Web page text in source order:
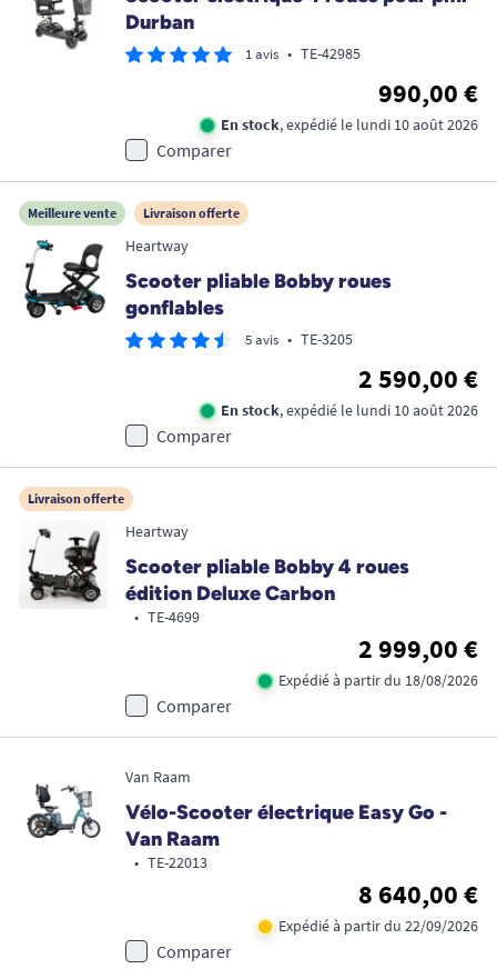
Durban
1 avis • TE-42985
990,00 €
En stock, expédié le lundi 10 août 2026
Comparer
Meilleure vente Livraison offerte
Heartway
Scooter pliable Bobby roues
gonflables
5 avis • TE-3205
2 590,00 €
En stock, expédié le lundi 10 août 2026
Comparer
Livraison offerte
Heartway
Scooter pliable Bobby 4 roues
édition Deluxe Carbon
• TE-4699
2 999,00 €
Expédié à partir du 18/08/2026
Comparer
Van Raam
Vélo-Scooter électrique Easy Go -
Van Raam
• TE-22013
8 640,00 €
Expédié à partir du 22/09/2026
Comparer